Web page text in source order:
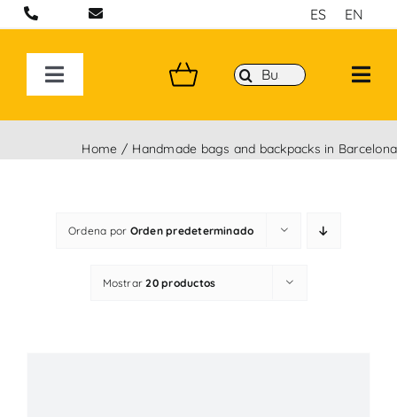
Saltar
al
contenido
ES EN
Toggle
Navigation
BOLSOS ARTESANALES EN BARCELONA
BANDOLERAS HECHAS A MANO
Buscar:
Home Handmade bags and backpacks in Barcelona
Ordena por Orden predeterminado
Mostrar20 productos